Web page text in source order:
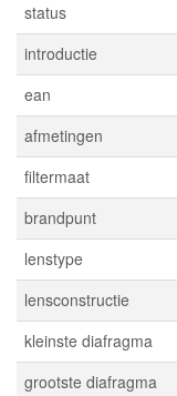
status
introductie
ean
afmetingen
filtermaat
brandpunt
lenstype
lensconstructie
kleinste diafragma
grootste diafragma